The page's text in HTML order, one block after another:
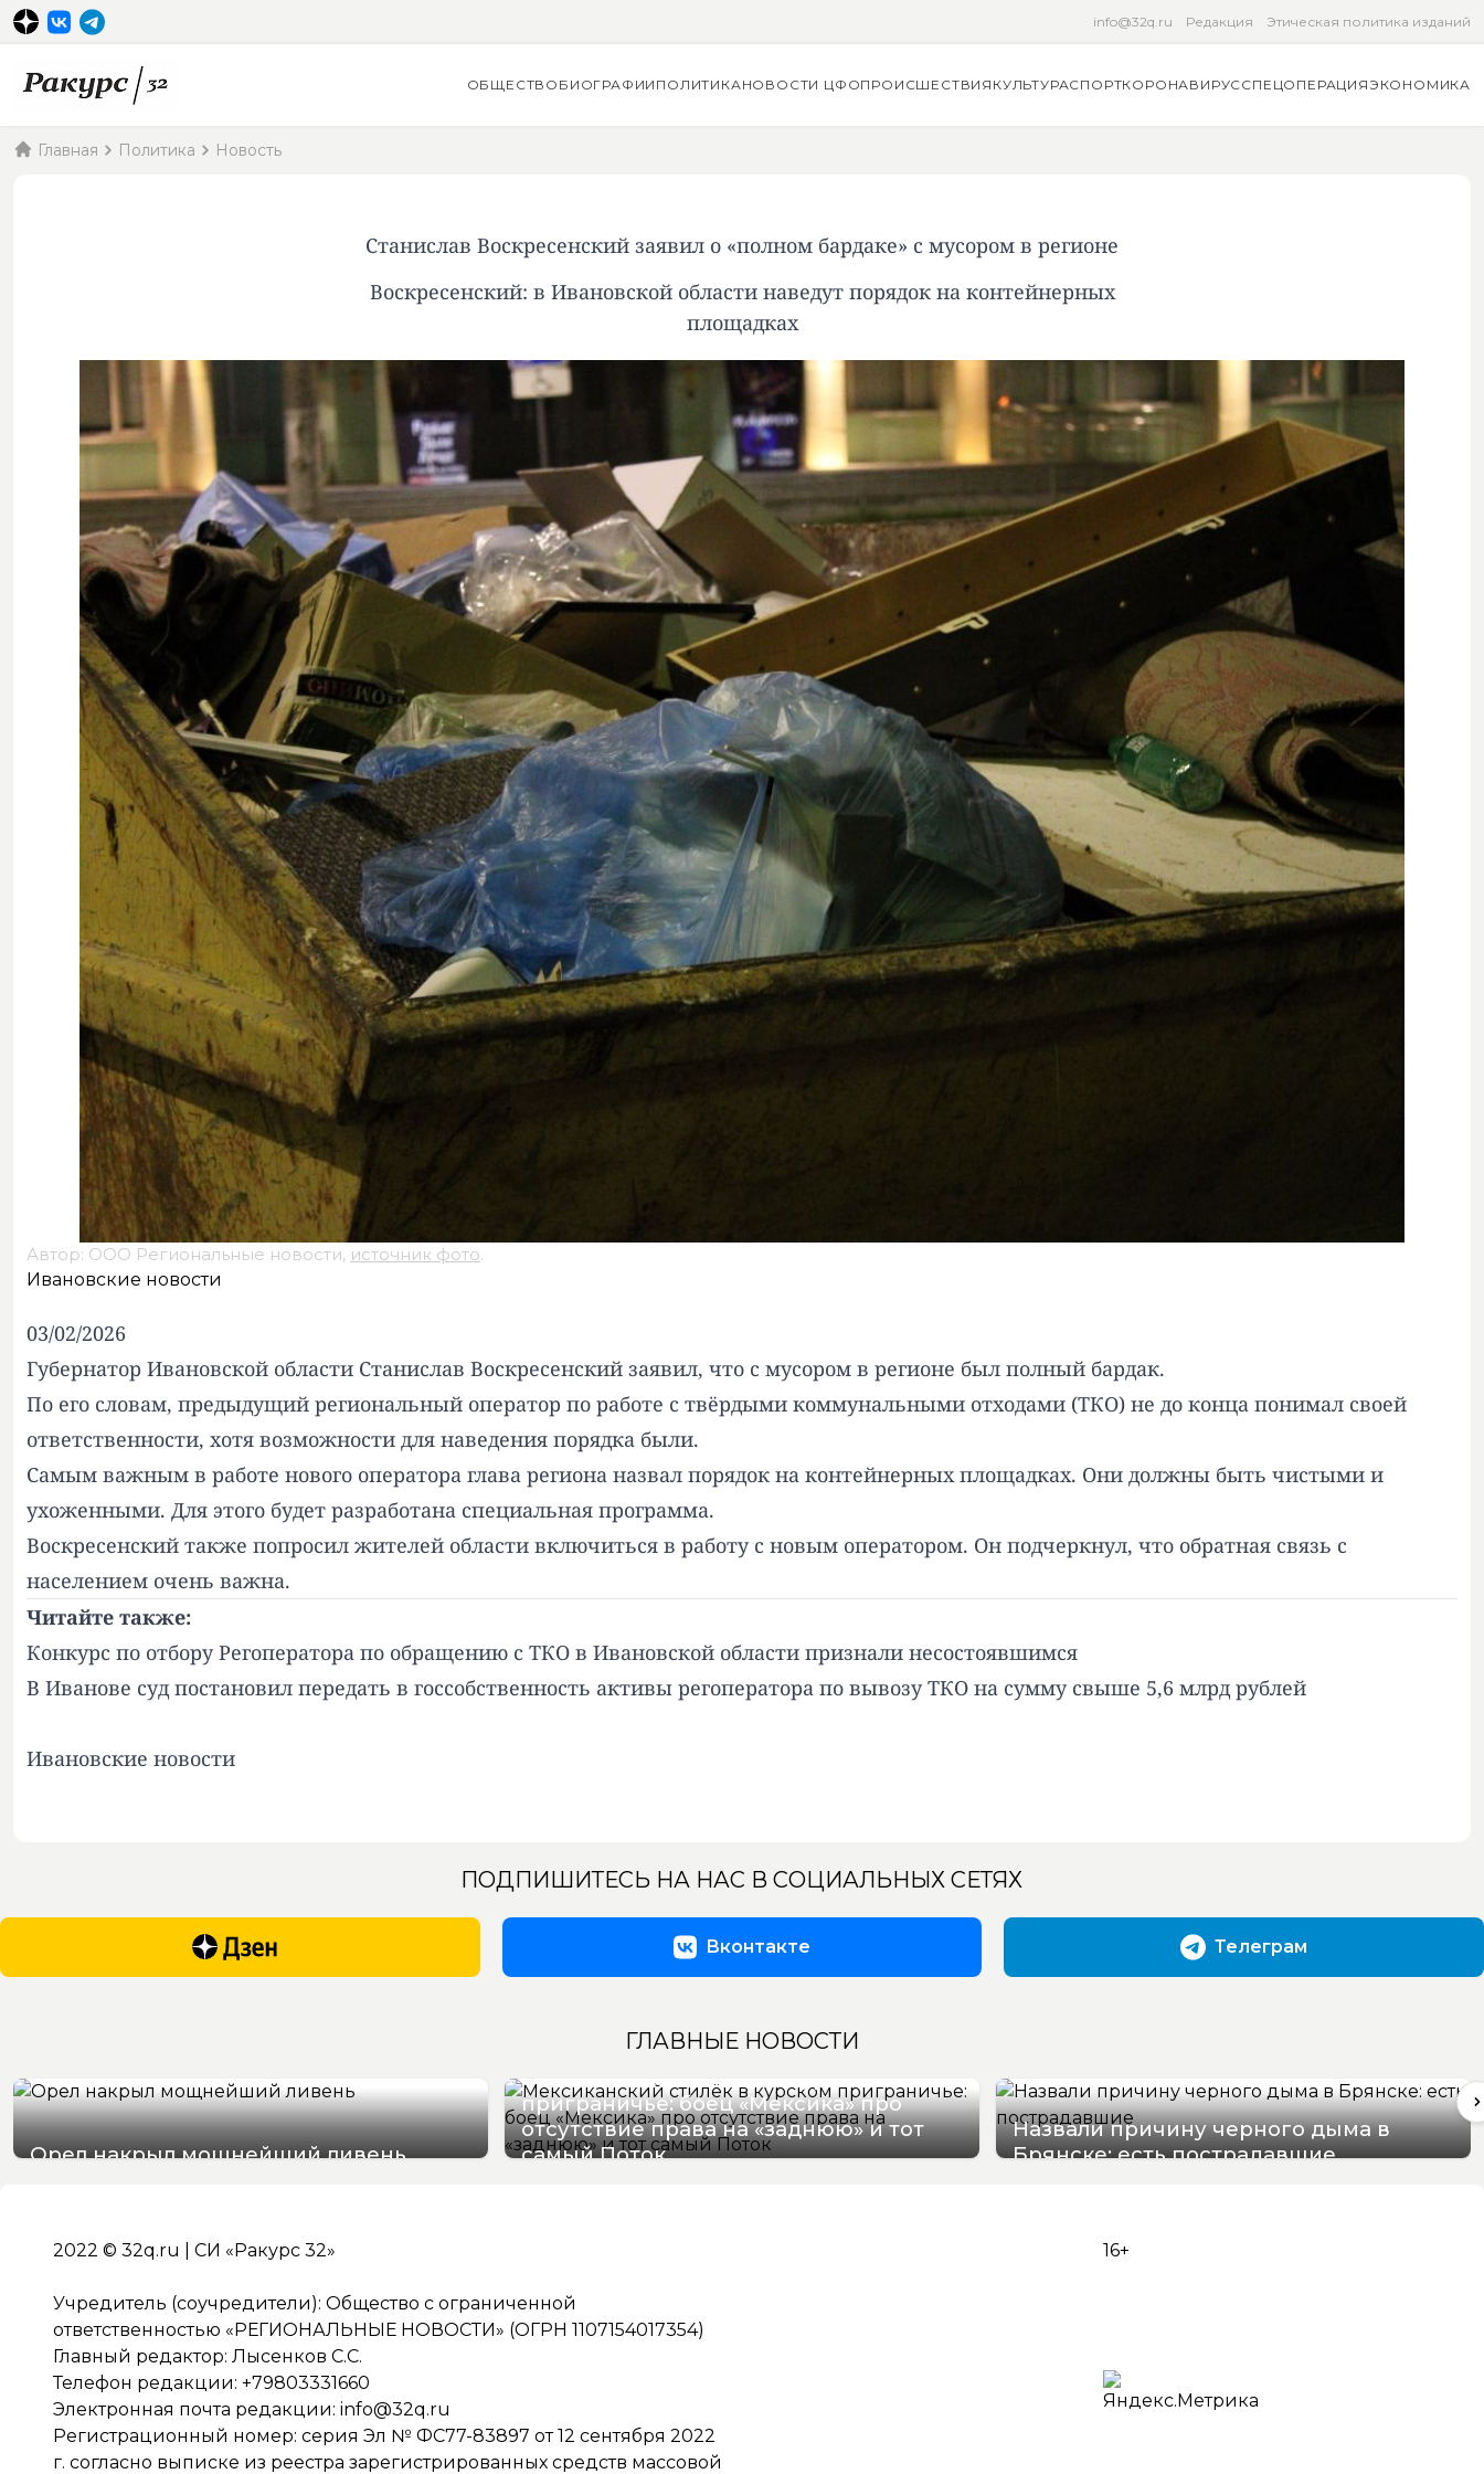
info@32q.ru Редакция Этическая политика изданий
ОБЩЕСТВО БИОГРАФИИ ПОЛИТИКАНОВОСТИ ЦФОПРОИСШЕСТВИЯ КУЛЬТУРАСПОРТКОРОНАВИРУССПЕЦОПЕРАЦИЯЭКОНОМИКА
Главная Политика Новость
Станислав Воскресенский заявил о «полном бардаке» с мусором в регионе
Воскресенский: в Ивановской области наведут порядок на контейнерных
площадках
Автор: ООО Региональные новости, источник фото.
Ивановские новости
03/02/2026
Губернатор Ивановской области Станислав Воскресенский заявил, что с мусором в регионе был полный бардак.
По его словам, предыдущий региональный оператор по работе с твёрдыми коммунальными отходами (ТКО) не до конца понимал своей
ответственности, хотя возможности для наведения порядка были.
Самым важным в работе нового оператора глава региона назвал порядок на контейнерных площадках. Они должны быть чистыми и
ухоженными. Для этого будет разработана специальная программа.
Воскресенский также попросил жителей области включиться в работу с новым оператором. Он подчеркнул, что обратная связь с
населением очень важна.
Читайте также:
Конкурс по отбору Регоператора по обращению с ТКО в Ивановской области признали несостоявшимся
В Иванове суд постановил передать в госсобственность активы регоператора по вывозу ТКО на сумму свыше 5,6 млрд рублей
Ивановские новости
ПОДПИШИТЕСЬ НА НАС В СОЦИАЛЬНЫХ СЕТЯХ
Вконтакте Телеграм
ГЛАВНЫЕ НОВОСТИ
Орел накрыл мощнейший ливень
Мексиканский стилёк в курском
приграничье: боец «Мексика» про
отсутствие права на «заднюю» и тот
самый Поток
Назвали причину черного дыма в
Брянске: есть пострадавшие
2022 © 32q.ru | СИ «Ракурс 32»
Учредитель (соучредители): Общество с ограниченной
ответственностью «РЕГИОНАЛЬНЫЕ НОВОСТИ» (ОГРН 1107154017354)
Главный редактор: Лысенков С.С.
Телефон редакции: +79803331660
Электронная почта редакции: info@32q.ru
Регистрационный номер: серия Эл № ФС77-83897 от 12 сентября 2022
г. согласно выписке из реестра зарегистрированных средств массовой
16+